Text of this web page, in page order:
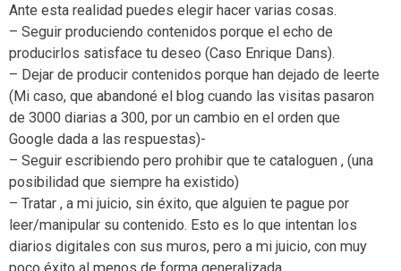
Ante esta realidad puedes elegir hacer varias cosas.
– Seguir produciendo contenidos porque el echo de
producirlos satisface tu deseo (Caso Enrique Dans).
– Dejar de producir contenidos porque han dejado de leerte
(Mi caso, que abandoné el blog cuando las visitas pasaron
de 3000 diarias a 300, por un cambio en el orden que
Google dada a las respuestas)-
– Seguir escribiendo pero prohibir que te cataloguen , (una
posibilidad que siempre ha existido)
– Tratar , a mi juicio, sin éxito, que alguien te pague por
leer/manipular su contenido. Esto es lo que intentan los
diarios digitales con sus muros, pero a mi juicio, con muy
poco éxito al menos de forma generalizada.